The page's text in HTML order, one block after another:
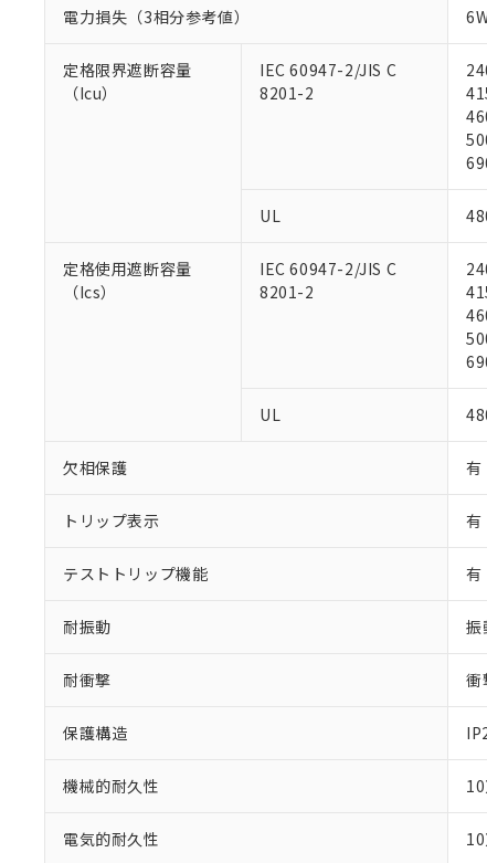
電力損失（3相分参考値）
定格限界遮断容量
（Icu）
IEC 60947-2/JIS C
8201-2
UL
定格使用遮断容量
（Ics）
IEC 60947-2/JIS C
8201-2
UL
欠相保護 有
トリップ表示 有
テストトリップ機能 有
耐振動 振
耐衝撃 衝
保護構造
機械的耐久性
電気的耐久性
以下の条件をお
くものです
当社制御
在庫状況
のであり
正式な納
当社販売員
オムロン
在庫状況
マイパー
ている必要
お客様が
が、当社
※当社の共
いる法人を
鉛(Pb) 1000ppm以下
六価クロム(Cr(Ⅵ))
フタル酸ビス(2-エチ
ル（DBP）
但し、RoHS指令で産
フタル酸エステル類
※2 対応予定月
部品在庫の切り
※3 非含有証
下記の非含有証
51物質の非含有
※本証明書は発
また、RoHS指
混在することか
既に当社にて対
「○」：最大均
「×」：最大均
「－」：未確認
*中国RoHS10物質の
Pb(鉛) :1000ppm、
Cr(Ⅵ)(六価クロム) :
DBP(フタル酸ジブチ
※2 環境保護
「ｅ」：有害物
「10」：通常の
「－」：未確認
う）を輸出
などの必要
当社は規
当社は貴
置等に一
当社は、
また当社
たしません
一定
一定数
－
在庫
機器
受注